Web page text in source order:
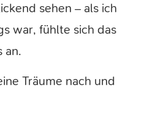
sehen – als ich
war, fühlte sich das
an.
Träume nach und